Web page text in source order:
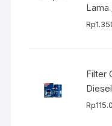
Lama
Rp
Filter
Rp